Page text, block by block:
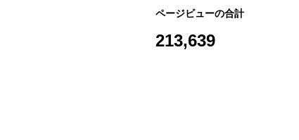
ページビューの合計
213,639